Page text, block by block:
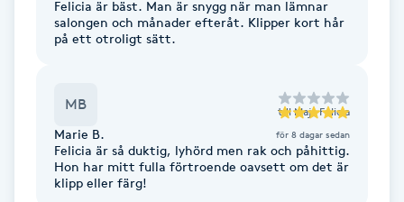
Fet hårbotten
Felicia är bäst. Man är snygg när man lämnar
salongen och månader efteråt. Klipper kort hår
på ett otroligt sätt.
MB till Maja Felicia
Marie B. för 8 dagar sedan
Felicia är så duktig, lyhörd men rak och påhittig.
Hon har mitt fulla förtroende oavsett om det är
klipp eller färg!